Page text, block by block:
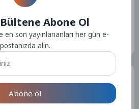
ait etiket bulunamadı.
Abone Ol
en son yayınlananları her gün e-
postanızda alın.
Abone ol